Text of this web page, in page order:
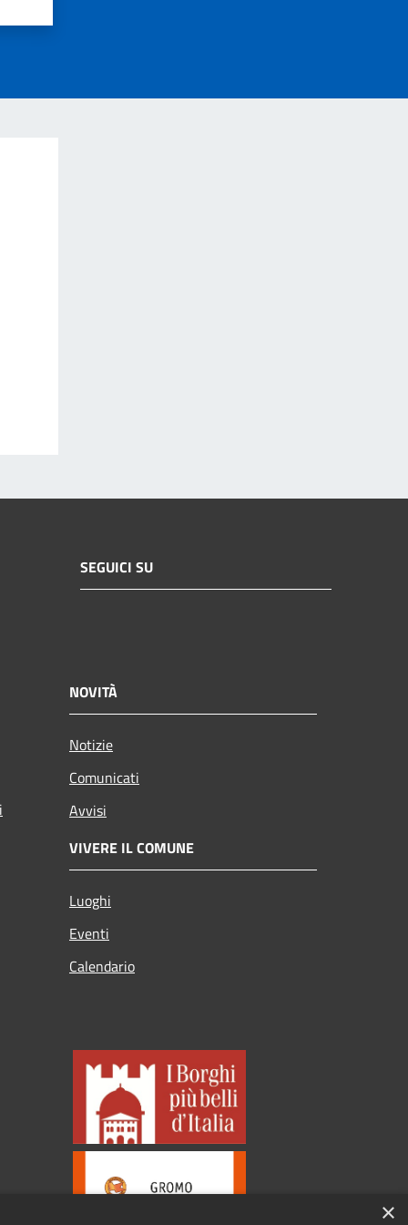
SEGUICI SU
NOVITÀ
Notizie
Comunicati
Avvisi
VIVERE IL COMUNE
Luoghi
Eventi
Calendario
×